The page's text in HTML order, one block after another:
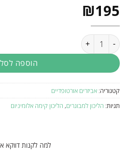
₪195
כמות של הליכון המסייע בשעת קימה
הוספה לסל
קטגוריה: אביזרים אורטופדיים
תגיות: הליכון למבוגרים, הליכון קימה אלומיניום
למה לקנות דווקא